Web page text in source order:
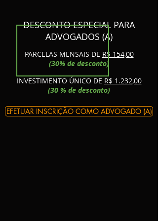
PARCELAS MENSAIS DE R$ 154,00
(30% de desconto)
INVESTIMENTO ÚNICO DE R$ 1.232,00
(30 % de desconto)
DESCONTO ESPECIAL PARA
ADVOGADOS (A)
EFETUAR INSCRIÇÃO COMO ADVOGADO (A)